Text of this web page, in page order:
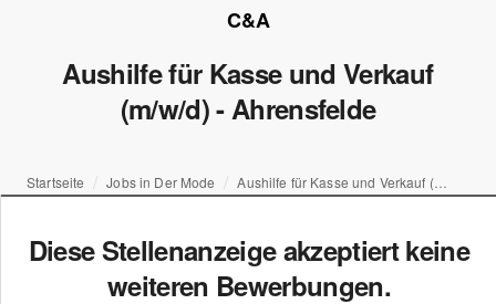
C&A
Aushilfe für Kasse und Verkauf
(m/w/d) - Ahrensfelde
Startseite Jobs in Der Mode Aushilfe für Kasse und Verkauf (m/w/d) - Ahrensfelde
Diese Stellenanzeige akzeptiert keine
weiteren Bewerbungen.